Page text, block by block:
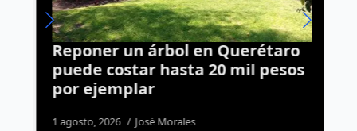
Reponer un árbol en Querétaro
puede costar hasta 20 mil pesos
por ejemplar
1 agosto, 2026 José Morales